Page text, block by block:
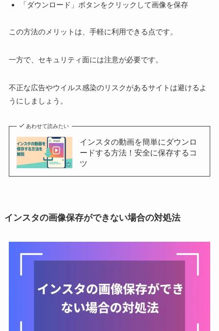
「ダウンロード」ボタンをクリックして画像を保存
この方法のメリットは、手軽に利用できる点です。
一方で、セキュリティ面には注意が必要です。
不正な広告やウイルス感染のリスクがあるサイトは避けるよ
うにしましょう。
あわせて読みたい
インスタの動画を簡単にダウンロ
ードする方法！安全に保存するコ
ツ
インスタの画像保存ができない場合の対処法